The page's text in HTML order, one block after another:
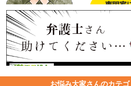
お悩み大家さんのカテ